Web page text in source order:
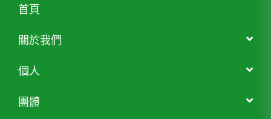
首頁
關於我們
個人
團體